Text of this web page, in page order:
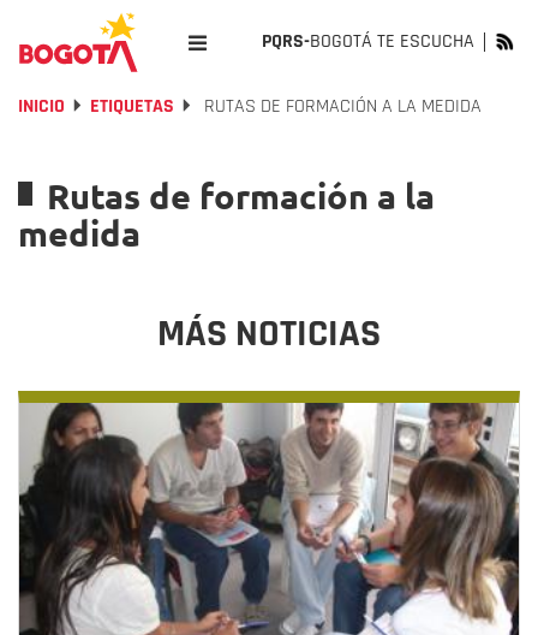
PQRS-BOGOTÁ TE ESCUCHA
INICIO ETIQUETAS RUTAS DE FORMACIÓN A LA MEDIDA
Rutas de formación a la
medida
MÁS NOTICIAS